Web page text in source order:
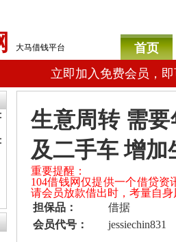
大马借钱平台
首页
立即加入免费会员，
生意周转 需
及二手车 增加
重要提醒：
104借钱网仅提供一个借贷
请会员放款借出时，考量自
担保品：
借据
会员代号：
jessiechin831